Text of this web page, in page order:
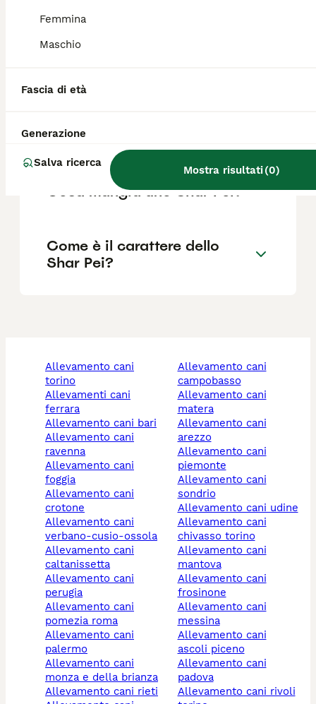
Femmina
Maschio
Fascia di età
Generazione
Salva ricerca
Mostra risultati(0)
dell'allevatore e la posizione.
dello Shar Pei?
Quanto vivono gli Shar Pei?
Cosa mangia uno Shar Pei?
Come è il carattere dello
Shar Pei?
allevamento cani
torino
allevamenti cani
ferrara
allevamento cani bari
allevamento cani
ravenna
allevamento cani
foggia
allevamento cani
crotone
allevamento cani
verbano-cusio-ossola
allevamento cani
caltanissetta
allevamento cani
perugia
allevamento cani
pomezia roma
allevamento cani
palermo
allevamento cani
monza e della brianza
allevamento cani rieti
allevamento cani
campobasso
allevamento cani
matera
allevamento cani
arezzo
allevamento cani
piemonte
allevamento cani
sondrio
allevamento cani udine
allevamento cani
chivasso torino
allevamento cani
mantova
allevamento cani
frosinone
allevamento cani
messina
allevamento cani
ascoli piceno
allevamento cani
padova
allevamento cani rivoli